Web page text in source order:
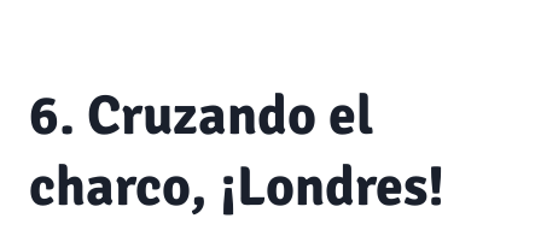
6. Cruzando el
charco, ¡Londres!